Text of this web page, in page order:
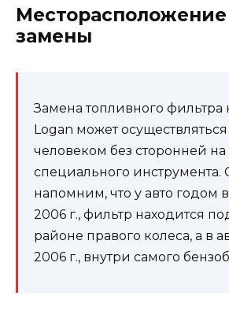
замены
Замена топливного фильтра
Logan может
человеком без сторонней
специального инструмента.
напомним, что у авто годом
2006 г., фильтр находится
районе правого колеса, а в
2006 г., внутри самого